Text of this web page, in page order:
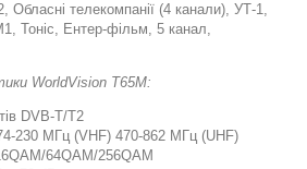
Обласні телекомпанії (4 канали), УТ-1,
Тоніс, Ентер-фільм, 5 канал,
WorldVision Т65M:
DVB-T/T2
230 МГц (VHF) 470-862 МГц (UHF)
64QAM/256QAM